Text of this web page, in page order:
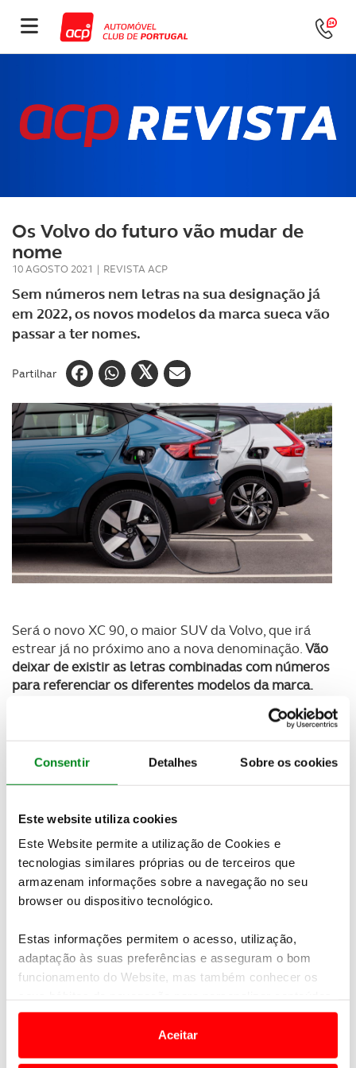
Consentir Detalhes Sobre os cookies
Este website utiliza cookies
Este Website permite a utilização de Cookies e
tecnologias similares próprias ou de terceiros que
armazenam informações sobre a navegação no seu
browser ou dispositivo tecnológico.
Estas informações permitem o acesso, utilização,
adaptação às suas preferências e asseguram o bom
funcionamento do Website, mas também conhecer os
e anúncios de modo a promover produtos e/ou serviços.
Em alguns casos, a utilização destas tecnologias
Aceitar
Os Volvo do futuro vão mudar de
nome
10 AGOSTO 2021 | REVISTA ACP
Sem números nem letras na sua designação já
em 2022, os novos modelos da marca sueca vão
passar a ter nomes.
Partilhar
Será o novo XC 90, o maior SUV da Volvo, que irá
estrear já no próximo ano a nova denominação.Vão
deixar de existir as letras combinadas com números
para referenciar os diferentes modelos da marca.
Atualmente, todos os SUV da Volvo combinam o XC
com números, as carrinhas V e as limousines S. As
designações alfanuméricas vão deixar de existir e
serão substituídas por nomes selecionados por
para o próximo ano , com a Volvo a também a
100% elétricas, deixando de se fabricar
inclusivamente modelos híbridos plug-in. Neste
momento ainda é desconhecido o nome para o novo
Volvo XC 90.